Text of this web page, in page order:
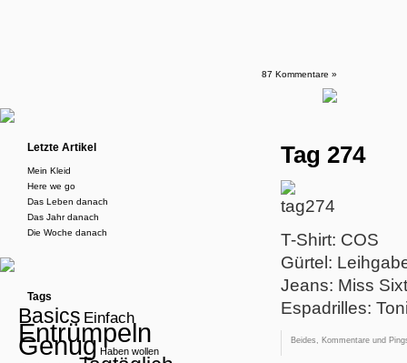
87 Kommentare »
Tag 274
T-Shirt: COS
Gürtel:
Jeans: Miss
Espadrilles:
Beides, Kommentare und
Letzte Artikel
Mein Kleid
Here we go
Das Leben danach
Das Jahr danach
Die Woche danach
Tags
Basics Einfach
Entrümpeln
Genug Haben wollen